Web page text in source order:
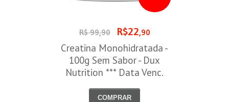
R$ 99,90 R$22,90
Creatina Monohidratada -
100g Sem Sabor - Dux
Nutrition *** Data Venc.
COMPRAR